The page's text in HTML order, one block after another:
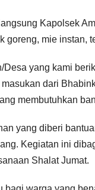
Kapolsek
goreng, mie instan,
Desa yang kami
dari
membutuhkan
yang diberi
Kegiatan ini
Shalat Jumat.